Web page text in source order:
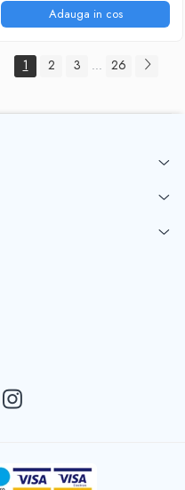
Adauga in cos
1 2 3 ... 26